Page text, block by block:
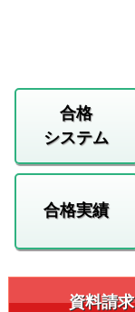
合格
システム
合格実績
資料請求